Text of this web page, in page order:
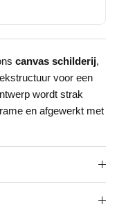
canvas schilderij,
voor een
wordt strak
en afgewerkt met